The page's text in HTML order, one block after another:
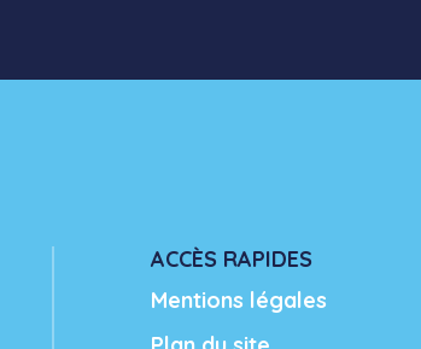
ACCÈS RAPIDES
Mentions légales